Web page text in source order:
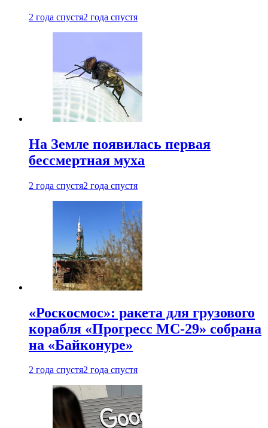
2 года спустя2 года спустя
На Земле появилась первая
бессмертная муха
2 года спустя2 года спустя
«Роскосмос»: ракета для грузового
корабля «Прогресс МС-29» собрана
на «Байконуре»
2 года спустя2 года спустя